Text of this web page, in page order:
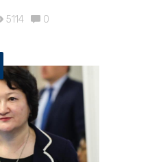
5114 0